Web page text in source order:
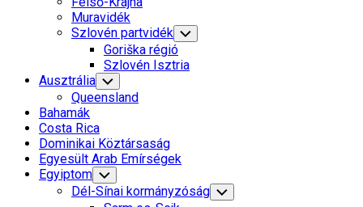
Muravidék
Szlovén partvidék Toggle
Child
Menu
Goriška régió
Szlovén Isztria
Ausztrália Toggle
Child
Menu
Queensland
Bahamák
Costa Rica
Dominikai Köztársaság
Egyesült Arab Emírségek
Egyiptom Toggle
Child
Menu
Dél-Sínai kormányzóság Toggle
Child